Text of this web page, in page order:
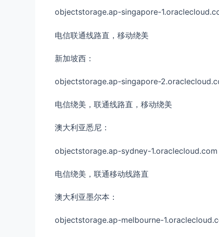
objectstorage.ap-singapore-
电信联通线路直，移动绕美
新加坡西：
objectstorage.ap-singapore-
电信绕美，联通线路直，移动绕美
澳大利亚悉尼：
objectstorage.ap-sydney-1.oraclecloud.com
电信绕美，联通移动线路直
澳大利亚墨尔本：
objectstorage.ap-melbourne-